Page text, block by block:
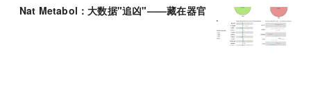
Nat Metabol：大数据"追凶"——藏在器官里的 糖尿病 真凶终于落